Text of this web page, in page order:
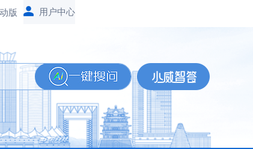
版